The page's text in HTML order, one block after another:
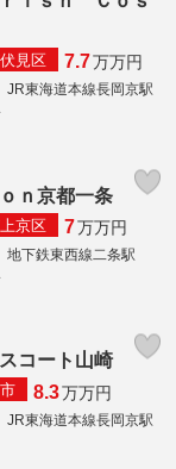
見区 7.7万万円
JR東海道本線長岡京駅
ｎ京都一条
京区 7万万円
地下鉄東西線二条駅
コート山崎
8.3万万円
JR東海道本線長岡京駅